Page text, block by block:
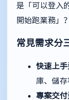
是「可以登入
開始跑業務」
常見需求分
快速上手
庫、儲存
專案交付